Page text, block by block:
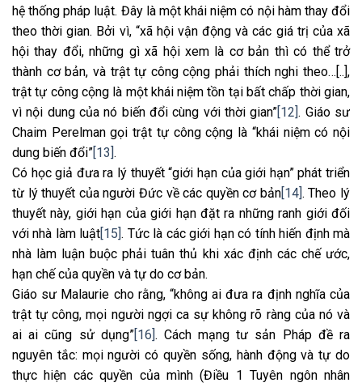
hệ thống pháp luật. Đây là một khái niệm có nội hàm thay đổi
theo thời gian. Bởi vì, “xã hội vận động và các giá trị của xã
hội thay đổi, những gì xã hội xem là cơ bản thì có thể trở
thành cơ bản, và trật tự công cộng phải thích nghi theo…[..],
trật tự công cộng là một khái niệm tồn tại bất chấp thời gian,
vì nội dung của nó biến đổi cùng với thời gian” [12]. Giáo sư
Chaim Perelman gọi trật tự công cộng là “khái niệm có nội
dung biến đổi” [13] .
Có học giả đưa ra lý thuyết “giới hạn của giới hạn” phát triển
từ lý thuyết của người Đức về các quyền cơ bản[14] . Theo lý
thuyết này, giới hạn của giới hạn đặt ra những ranh giới đối
với nhà làm luật [15]. Tức là các giới hạn có tính hiến định mà
nhà làm luận buộc phải tuân thủ khi xác định các chế ước,
hạn chế của quyền và tự do cơ bản.
Giáo sư Malaurie cho rằng, “không ai đưa ra định nghĩa của
trật tự công, mọi người ngợi ca sự không rõ ràng của nó và
ai ai cũng sử dụng”[16] . Cách mạng tư sản Pháp đề ra
nguyên tắc: mọi người có quyền sống, hành động và tự do
thực hiện các quyền của mình (Điều 1 Tuyên ngôn nhân